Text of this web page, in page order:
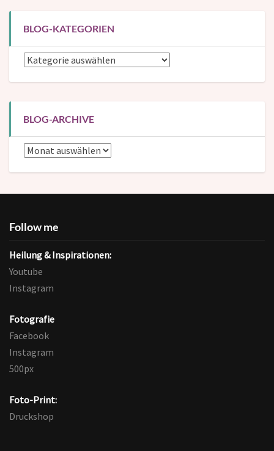
BLOG-KATEGORIEN
Blog-
BLOG-ARCHIVE
Blog-
Follow me
Heilung & Inspirationen:
Youtube
Instagram
Fotografie
Facebook
Instagram
500px
Foto-Print:
Druckshop